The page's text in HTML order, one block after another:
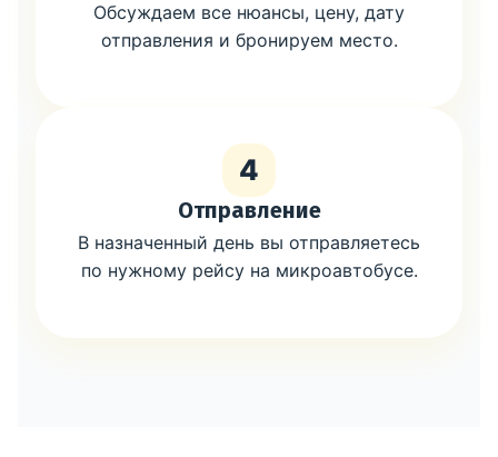
Обсуждаем все нюансы, цену, дату
отправления и бронируем место.
4
Отправление
В назначенный день вы отправляетесь
по нужному рейсу на микроавтобусе.